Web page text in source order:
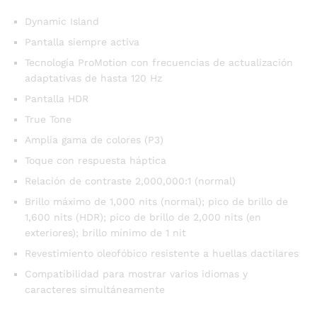
Dynamic Island
Pantalla siempre activa
Tecnología ProMotion con frecuencias de actualización
adaptativas de hasta 120 Hz
Pantalla HDR
True Tone
Amplia gama de colores (P3)
Toque con respuesta háptica
Relación de contraste 2,000,000:1 (normal)
Brillo máximo de 1,000 nits (normal); pico de brillo de
1,600 nits (HDR); pico de brillo de 2,000 nits (en
exteriores); brillo mínimo de 1 nit
Revestimiento oleofóbico resistente a huellas dactilares
Compatibilidad para mostrar varios idiomas y
caracteres simultáneamente